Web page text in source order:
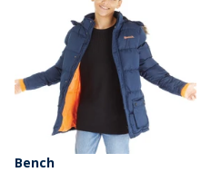
Bench